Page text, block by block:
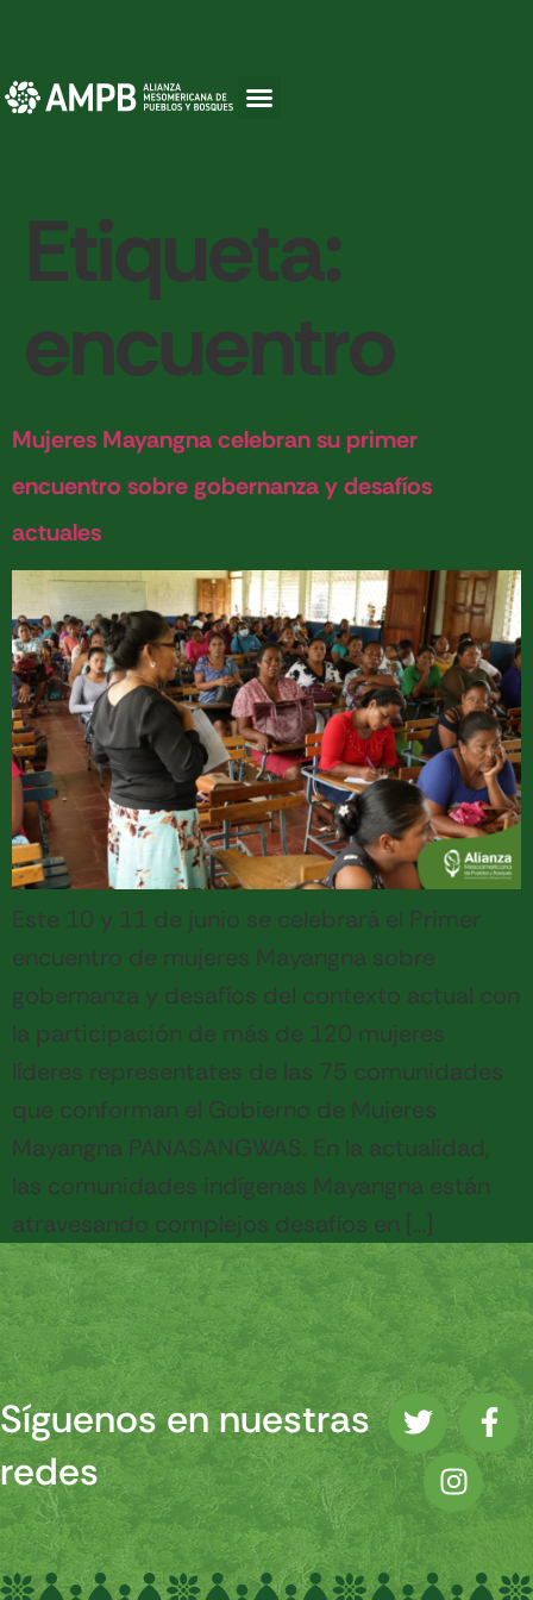
Etiqueta:
encuentro
Mujeres Mayangna celebran su primer
encuentro sobre gobernanza y desafíos
actuales
Este 10 y 11 de junio se celebrará el Primer
encuentro de mujeres Mayangna sobre
gobernanza y desafíos del contexto actual con
la participación de más de 120 mujeres
líderes representates de las 75 comunidades
que conforman el Gobierno de Mujeres
Mayangna PANASANGWAS. En la actualidad,
las comunidades indígenas Mayangna están
atravesando complejos desafíos en […]
Síguenos en nuestras
redes